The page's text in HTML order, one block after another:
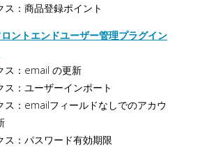
ス：商品登録ポイント
ントエンドユーザー管理プラグイン
ス：email の更新
ス：ユーザーインポート
ス：emailフィールドなしでのアカウ
ス：パスワード有効期限